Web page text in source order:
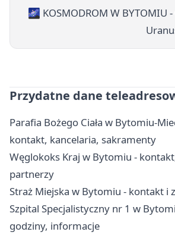
🌌 KOSMODROM W BYTOMIU -
Przydatne dane
Parafia Bożego Ciała w Bytomiu-
kontakt, kancelaria, sakramenty
Węglokoks Kraj w Bytomiu -
partnerzy
Straż Miejska w Bytomiu - kontakt i
Szpital Specjalistyczny nr 1 w
godziny, informacje